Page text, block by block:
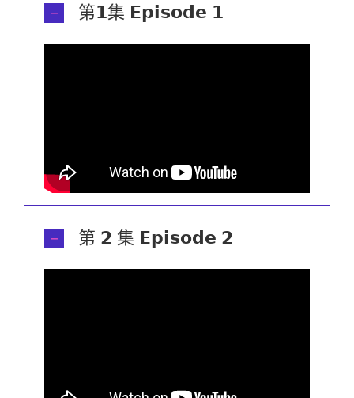
第𝟭集 𝗘𝗽𝗶𝘀𝗼𝗱𝗲 𝟭
第 𝟮 集 𝗘𝗽𝗶𝘀𝗼𝗱𝗲 𝟮